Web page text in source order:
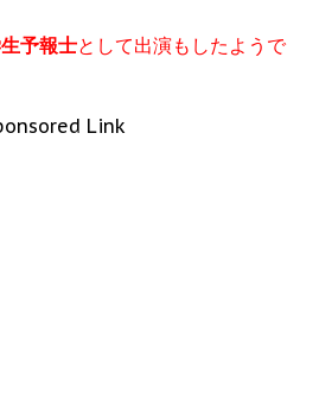
予報士として出演もしたようで
Link